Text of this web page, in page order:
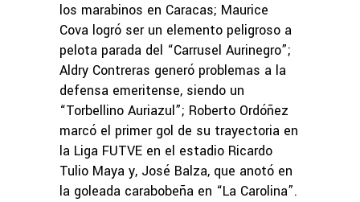
los marabinos en Caracas; Maurice
Cova logró ser un elemento peligroso a
pelota parada del “Carrusel Aurinegro”;
Aldry Contreras generó problemas a la
defensa emeritense, siendo un
“Torbellino Auriazul”; Roberto Ordóñez
marcó el primer gol de su trayectoria en
la Liga FUTVE en el estadio Ricardo
Tulio Maya y, José Balza, que anotó en
la goleada carabobeña en “La Carolina”.